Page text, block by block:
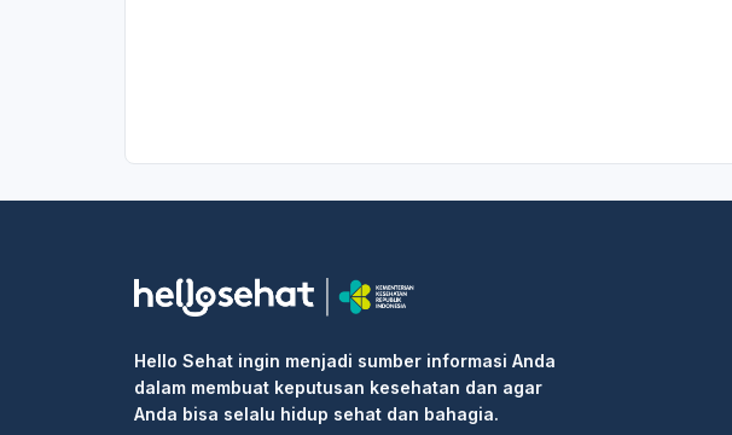
Hello Sehat ingin menjadi sumber informasi Anda
dalam membuat keputusan kesehatan dan agar
Anda bisa selalu hidup sehat dan bahagia.